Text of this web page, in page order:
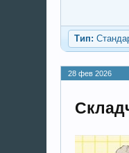
Тип:
28 фев 2026